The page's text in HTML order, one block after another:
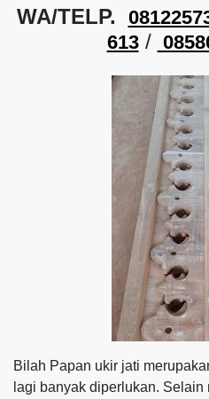
WA/TELP.
613/
Bilah Papan ukir jati
lagi banyak diperlukan.